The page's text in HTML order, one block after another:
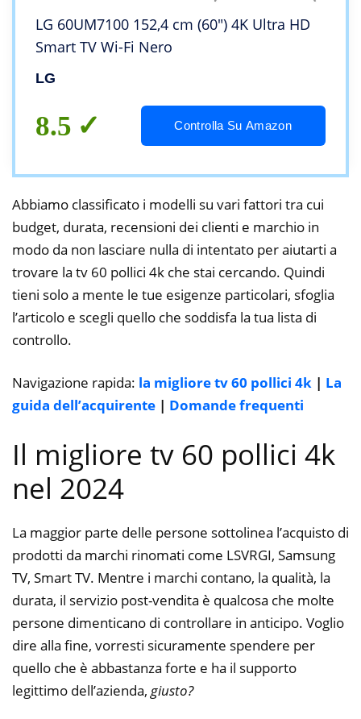
LG 60UM7100 152,4 cm (60″) 4K Ultra HD
Smart TV Wi-Fi Nero
LG
8.5 Controlla Su Amazon
Abbiamo classificato i modelli su vari fattori tra cui
budget, durata, recensioni dei clienti e marchio in
modo da non lasciare nulla di intentato per aiutarti a
trovare la tv 60 pollici 4k che stai cercando. Quindi
tieni solo a mente le tue esigenze particolari, sfoglia
l’articolo e scegli quello che soddisfa la tua lista di
controllo.
Navigazione rapida: la migliore tv 60 pollici 4k | La
guida dell’acquirente | Domande frequenti
Il migliore tv 60 pollici 4k
nel 2024
La maggior parte delle persone sottolinea l’acquisto di
prodotti da marchi rinomati come LSVRGI, Samsung
TV, Smart TV. Mentre i marchi contano, la qualità, la
durata, il servizio post-vendita è qualcosa che molte
persone dimenticano di controllare in anticipo. Voglio
dire alla fine, vorresti sicuramente spendere per
quello che è abbastanza forte e ha il supporto
legittimo dell’azienda, giusto?